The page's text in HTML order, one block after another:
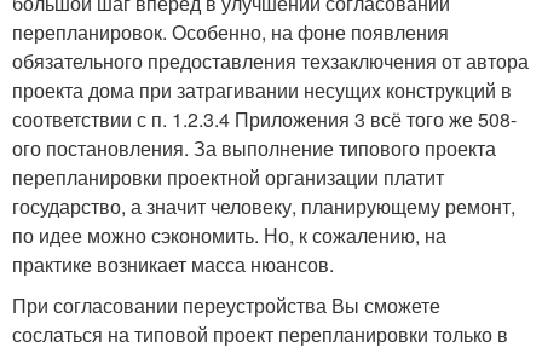
перепланировок. Особенно, на фоне появления
обязательного предоставления техзаключения от автора
проекта дома при затрагивании несущих конструкций в
соответствии с п. 1.2.3.4 Приложения 3 всё того же 508-
ого постановления. За выполнение типового проекта
перепланировки проектной организации платит
государство, а значит человеку, планирующему ремонт,
по идее можно сэкономить. Но, к сожалению, на
практике возникает масса нюансов.
При согласовании переустройства Вы сможете
сослаться на типовой проект перепланировки только в